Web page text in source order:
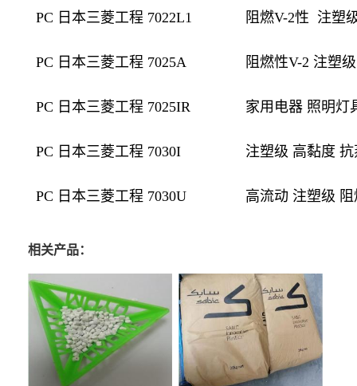
PC 日本三菱工程 7022L1 阻燃V-2性 注塑
PC 日本三菱工程 7025A 阻燃性V-2 注塑
PC 日本三菱工程 7025IR 家用电器 照明灯
PC 日本三菱工程 7030I 注塑级 高黏度
PC 日本三菱工程 7030U 高流动 注塑级 阻
相关产品：